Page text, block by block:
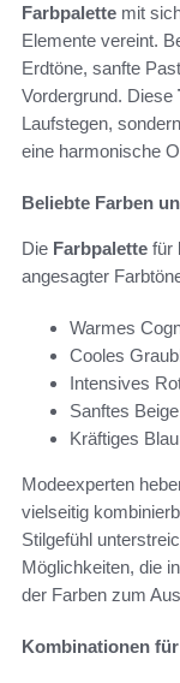
Farbpalette mit
Elemente vereint.
Erdtöne, sanfte
Vordergrund. Diese
Laufstegen,
eine harmonische
Beliebte Farben
Die Farbpalette für
angesagter
Warmes
Cooles
Intensives
Sanftes Beige
Kräftiges Blau
Modeexperten
vielseitig
Stilgefühl
Möglichkeiten, die
der Farben zum
Kombinationen